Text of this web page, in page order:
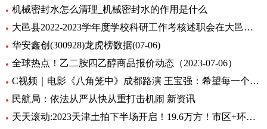
机械密封水怎么清理_机械密封水的作用是什么
大邑县2022-2023学年度学校科研工作考核述职会在大邑县北街小学举行
华安鑫创(300928)龙虎榜数据(07-06)
全球热点！乙二胺四乙醇商品报价动态（2023-07-06）
C视频｜电影《八角笼中》成都路演 王宝强：希望每一个人在艰难中，都把自己的力量激发出来
民航局：依法从严从快从重打击机闹 新资讯
天天滚动:2023天津土拍下半场开启！19.6万方！市区+环城四宗地块连挂